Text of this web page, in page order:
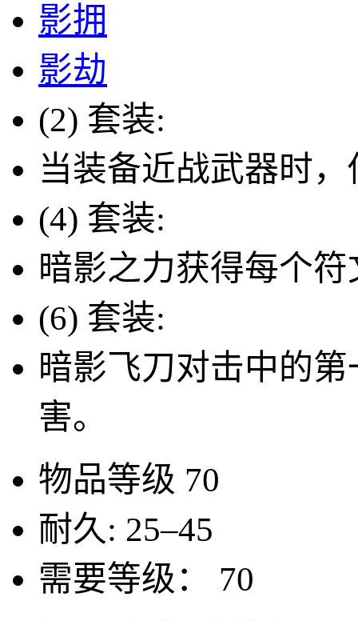
影拥
影劫
(2) 套装:
当装备近战武器时
(4) 套装:
暗影之力获得每个
(6) 套装:
暗影飞刀对击中的
害。
物品等级 70
耐久: 25–45
需要等级：
70